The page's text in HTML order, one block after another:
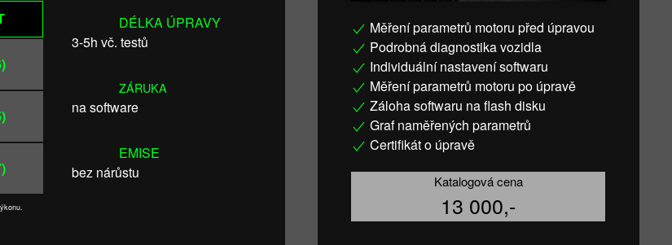
DÉLKA ÚPRAVY
3-5h vč. testů
ZÁRUKA
na software
EMISE
bez nárůstu
Měření parametrů motoru před úpravou
Podrobná diagnostika vozidla
Individuální nastavení softwaru
Měření parametrů motoru po úpravě
Záloha softwaru na flash disku
Graf naměřených parametrů
Certifikát o úpravě
Katalogová cena
13 000,-